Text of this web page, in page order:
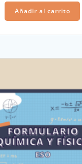
Añadir al carrito